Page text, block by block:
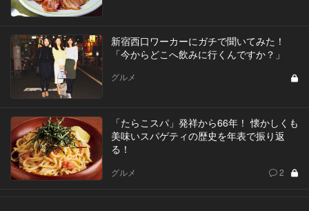
新宿西口ワーカーにガチで聞いてみた！
「今からどこへ飲みに行くんですか？」
グルメ
「たらこスパ」発祥から66年！ 懐かしくも
美味いスパゲティの歴史を年表で振り返
る！
グルメ 2